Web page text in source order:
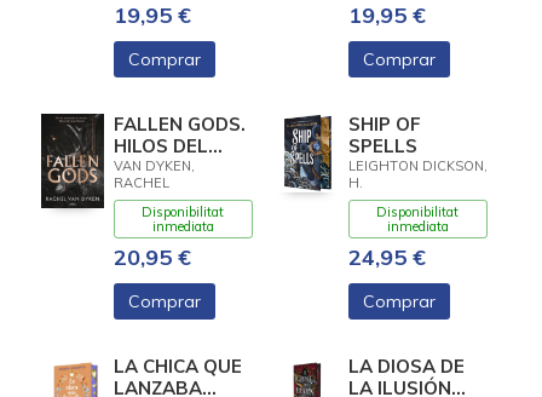
19,95 €
Comprar
19,95 €
Comprar
FALLEN GODS.
HILOS DEL
DESTINO TB
VAN DYKEN,
RACHEL
Disponibilitat
inmediata
20,95 €
Comprar
SHIP OF
SPELLS
LEIGHTON DICKSON,
H.
Disponibilitat
inmediata
24,95 €
Comprar
LA CHICA QUE
LANZABA
LA DIOSA DE
LA ILUSIÓN